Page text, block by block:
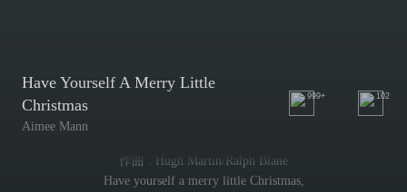
Have Yourself A Merry Little
Christmas
Aimee Mann
999+ 102
作曲 : Hugh Martin/Ralph Blane
Have yourself a merry little Christmas,